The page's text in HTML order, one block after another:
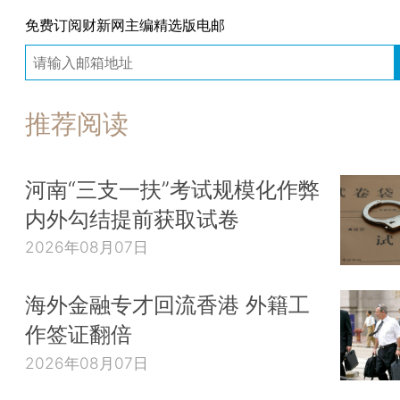
免费订阅财新网主编精选版电邮
推荐阅读
河南“三支一扶”考试规模化作弊
内外勾结提前获取试卷
2026年08月07日
海外金融专才回流香港 外籍工
作签证翻倍
2026年08月07日